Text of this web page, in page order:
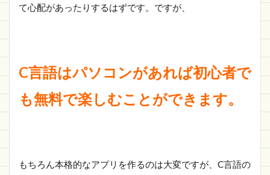
て心配があったりするはずです。ですが、
C言語はパソコンがあれば初心者で
も無料で楽しむことができます。
もちろん本格的なアプリを作るのは大変ですが、C言語の